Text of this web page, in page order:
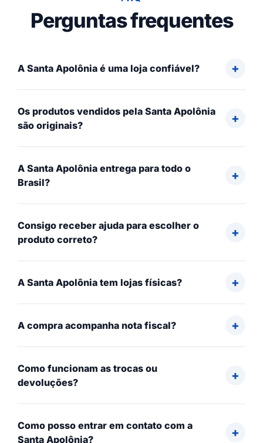
Perguntas frequentes
A Santa Apolônia é uma loja confiável?
Os produtos vendidos pela Santa Apolônia
são originais?
A Santa Apolônia entrega para todo o
Brasil?
Consigo receber ajuda para escolher o
produto correto?
A Santa Apolônia tem lojas físicas?
A compra acompanha nota fiscal?
Como funcionam as trocas ou
devoluções?
Como posso entrar em contato com a
Santa Apolônia?